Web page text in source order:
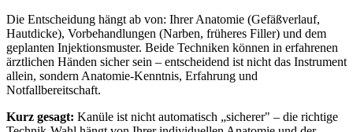
Die Entscheidung hängt ab von: Ihrer Anatomie (Gefäßverlauf,
Hautdicke), Vorbehandlungen (Narben, früheres Filler) und dem
geplanten Injektionsmuster. Beide Techniken können in erfahrenen
ärztlichen Händen sicher sein – entscheidend ist nicht das Instrument
allein, sondern Anatomie-Kenntnis, Erfahrung und
Notfallbereitschaft.
Kurz gesagt: Kanüle ist nicht automatisch „sicherer" – die richtige